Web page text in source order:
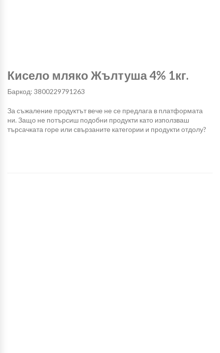
Кисело мляко Жълтуша 4% 1кг.
Баркод: 3800229791263
За съжаление продуктът вече не се предлага в платформата
ни. Защо не потърсиш подобни продукти като използваш
търсачката горе или свързаните категории и продукти отдолу?